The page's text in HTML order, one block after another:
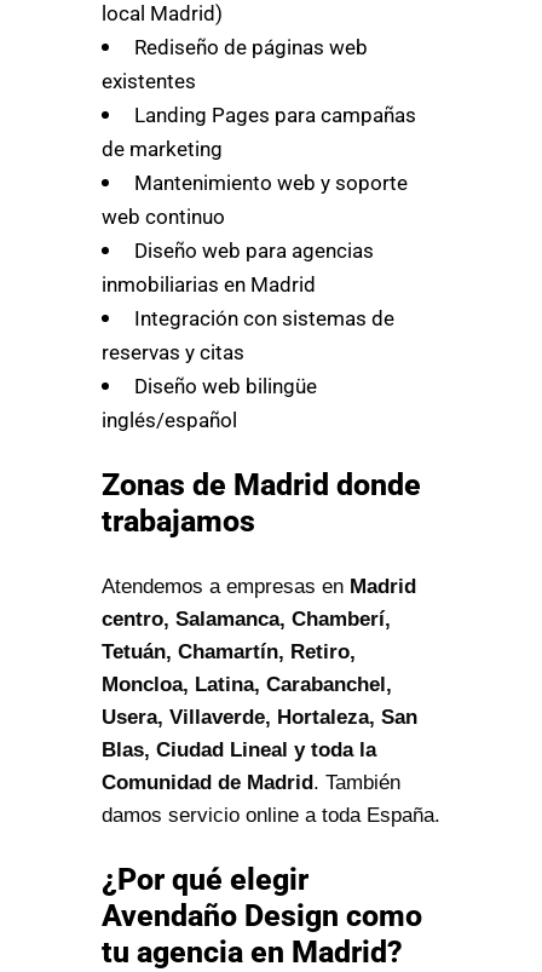
local Madrid)
Rediseño de páginas web
existentes
Landing Pages para campañas
de marketing
Mantenimiento web y soporte
web continuo
Diseño web para agencias
inmobiliarias en Madrid
Integración con sistemas de
reservas y citas
Diseño web bilingüe
inglés/español
Zonas de Madrid donde
trabajamos
Atendemos a empresas en Madrid
centro, Salamanca, Chamberí,
Tetuán, Chamartín, Retiro,
Moncloa, Latina, Carabanchel,
Usera, Villaverde, Hortaleza, San
Blas, Ciudad Lineal y toda la
Comunidad de Madrid. También
damos servicio online a toda España.
¿Por qué elegir
Avendaño Design como
tu agencia en Madrid?